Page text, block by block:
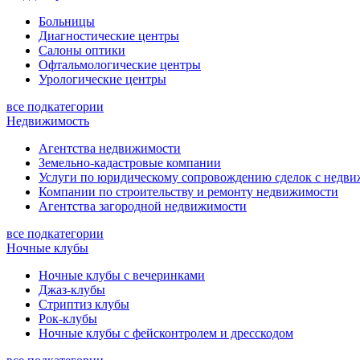
Больницы
Диагностические центры
Салоны оптики
Офтальмологические центры
Урологические центры
все подкатегории
Недвижимость
Агентства недвижимости
Земельно-кадастровые компании
Услуги по юридическому сопровождению сделок с
Компании по строительству и ремонту недвижимости
Агентства загородной недвижимости
все подкатегории
Ночные клубы
Ночные клубы с вечеринками
Джаз-клубы
Стриптиз клубы
Рок-клубы
Ночные клубы с фейсконтролем и дресскодом